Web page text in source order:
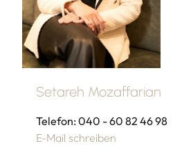
Setareh Mozaffarian
Telefon: 040 - 60 82 46 98
E-Mail schreiben